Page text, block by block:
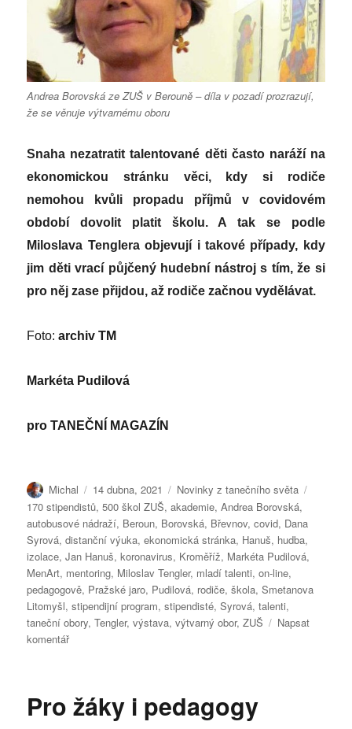
Andrea Borovská ze ZUŠ v Berouně – díla v pozadí prozrazují,
že se věnuje výtvarnému oboru
Snaha nezatratit talentované děti často naráží na
ekonomickou stránku věci, kdy si rodiče
nemohou kvůli propadu příjmů v covidovém
období dovolit platit školu. A tak se podle
Miloslava Tenglera objevují i takové případy, kdy
jim děti vrací půjčený hudební nástroj s tím, že si
pro něj zase přijdou, až rodiče začnou vydělávat.
Foto:archiv TM
Markéta Pudilová
proTANEČNÍ MAGAZÍN
Autor:
Michal Publikováno:
14 dubna, 2021 Rubriky:
Novinky z tanečního světa
170 stipendistů,500 škol ZUŠ,akademie,Andrea Borovská,
autobusové nádraží, Beroun, Borovská, Břevnov,covid, Dana
Syrová,distanční výuka,ekonomická stránka, Hanuš, hudba,
izolace,Jan Hanuš,koronavirus, Kroměříž, Markéta Pudilová,
MenArt, mentoring, Miloslav Tengler, mladí talenti,on-line,
pedagogově, Pražské jaro, Pudilová, rodiče,škola,Smetanova
Litomyšl,stipendijní program,stipendisté,Syrová,talenti,
taneční obory,Tengler,výstava,výtvarný obor,ZUŠ
Napsat
komentářpro
Zničí
koronavirus
Pro žáky i pedagogy